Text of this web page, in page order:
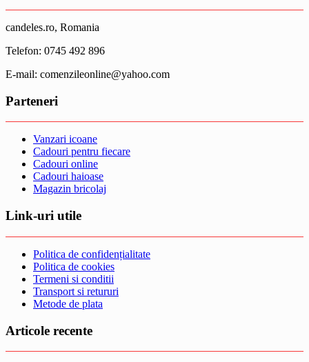
candeles.ro, Romania
Telefon: 0745 492 896
E-mail: comenzileonline@yahoo.com
Parteneri
Vanzari icoane
Cadouri pentru fiecare
Cadouri online
Cadouri haioase
Magazin bricolaj
Link-uri utile
Politica de confidențialitate
Politica de cookies
Termeni si conditii
Transport si retururi
Metode de plata
Articole recente